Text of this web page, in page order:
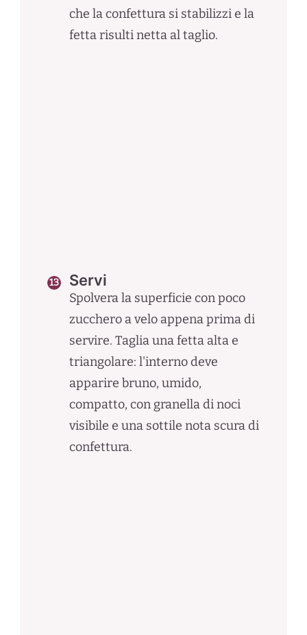
che la confettura si stabilizzi e la
fetta risulti netta al taglio.
Servi
Spolvera la superficie con poco
zucchero a velo appena prima di
servire. Taglia una fetta alta e
triangolare: l'interno deve
apparire bruno, umido,
compatto, con granella di noci
visibile e una sottile nota scura di
confettura.